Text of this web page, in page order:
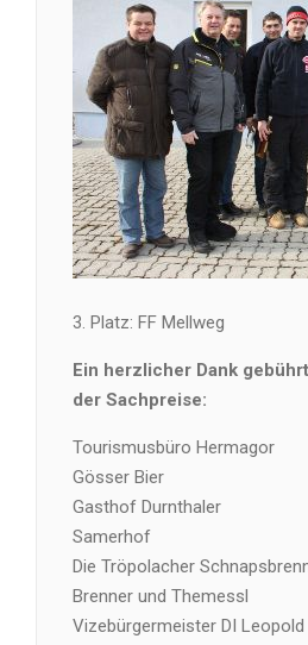
3. Platz: FF Mellweg
Ein herzlicher Dank
der Sachpreise:
Tourismusbüro Hermagor
Gösser Bier
Gasthof Durnthaler
Samerhof
Die Tröpolacher
Brenner und Themessl
Vizebürgermeister DI